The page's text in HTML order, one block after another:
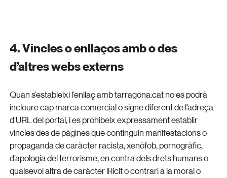
4. Vincles o enllaços amb o des
d’altres webs externs
Quan s’estableixi l’enllaç amb tarragona.cat no es podrà
incloure cap marca comercial o signe diferent de l’adreça
d’URL del portal, i es prohibeix expressament establir
vincles des de pàgines que continguin manifestacions o
propaganda de caràcter racista, xenòfob, pornogràfic,
d’apologia del terrorisme, en contra dels drets humans o
qualsevol altra de caràcter il·lícit o contrari a la moral o